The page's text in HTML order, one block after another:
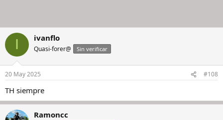
I ivanflo
Quasi-forer@ Sin verificar
20 May 2025 #108
TH siempre
Ramoncc